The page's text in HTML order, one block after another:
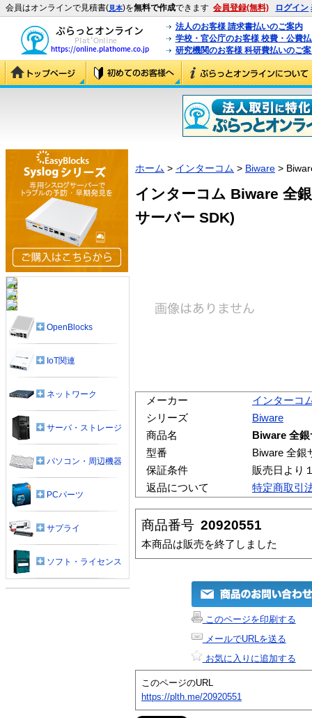
会員はオンラインで見積書(見本)を無料で作成できます 会員登録(無料) ログイン
法人のお客様 請求書払いのご案内
学校・官公庁のお客様 校費・公費
研究機関のお客様 科研費払いのご
ホーム > インターコム > Biware >
インターコム Biware 全
サーバー SDK)
メーカー
インターコ
シリーズ
Biware
商品名
Biware 全
型番
Biware 全銀
保証条件
販売日より
返品について
特定商取引
商品番号 20920551
本商品は販売を終了しました
このページを印刷する
メールでURLを送る
お気に入りに追加する
このページのURL
https://plth.me/20920551
OpenBlocks
IoT関連
ネットワーク
サーバ・ストレージ
パソコン・周辺機器
PCパーツ
サプライ
ソフト・ライセンス